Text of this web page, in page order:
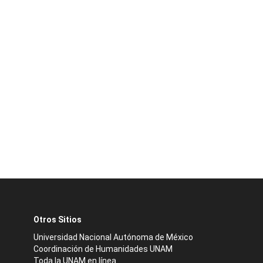
Otros Sitios
Universidad Nacional Autónoma de México
Coordinación de Humanidades UNAM
Toda la UNAM en línea